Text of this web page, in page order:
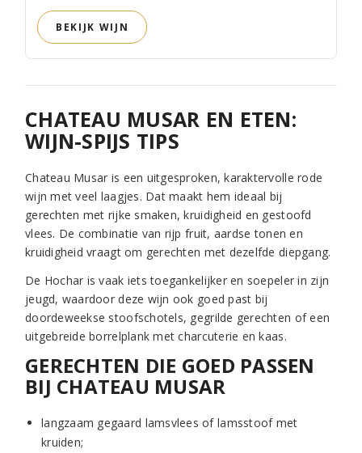
BEKIJK WIJN
CHATEAU MUSAR EN ETEN:
WIJN-SPIJS TIPS
Chateau Musar is een uitgesproken, karaktervolle rode
wijn met veel laagjes. Dat maakt hem ideaal bij
gerechten met rijke smaken, kruidigheid en gestoofd
vlees. De combinatie van rijp fruit, aardse tonen en
kruidigheid vraagt om gerechten met dezelfde diepgang.
De Hochar is vaak iets toegankelijker en soepeler in zijn
jeugd, waardoor deze wijn ook goed past bij
doordeweekse stoofschotels, gegrilde gerechten of een
uitgebreide borrelplank met charcuterie en kaas.
GERECHTEN DIE GOED PASSEN
BIJ CHATEAU MUSAR
langzaam gegaard lamsvlees of lamsstoof met
kruiden;